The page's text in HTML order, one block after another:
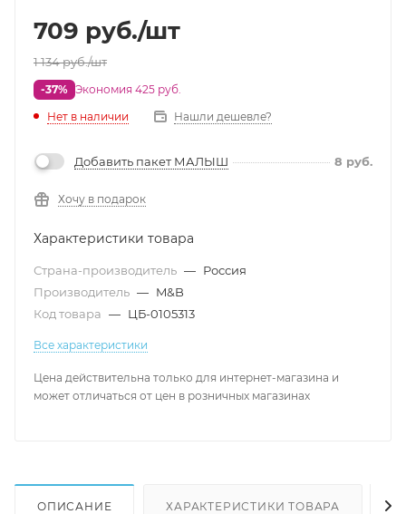
709 руб./шт
1 134руб./шт
-37% Экономия 425 руб.
Нет в наличии
Нашли дешевле?
Добавить пакет МАЛЫШ 8 руб.
Хочу в подарок
Характеристики товара
Страна-производитель — Россия
Производитель — M&B
Код товара — ЦБ-0105313
Все характеристики
Цена действительна только для интернет-магазина и
может отличаться от цен в розничных магазинах
ОПИСАНИЕ ХАРАКТЕРИСТИКИ ТОВАРА